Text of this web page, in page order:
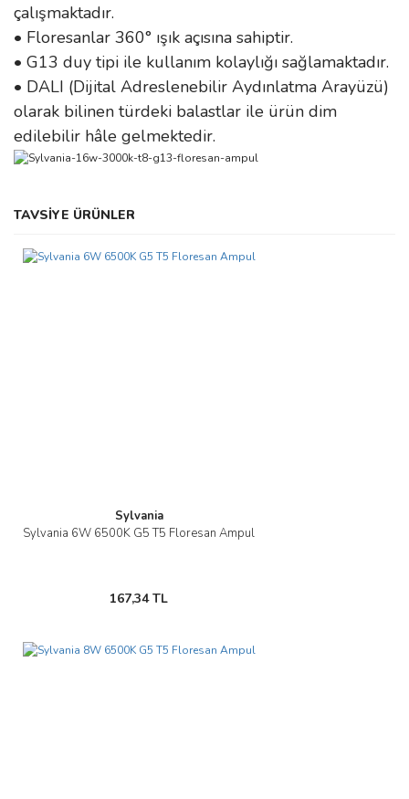
çalışmaktadır.
• Floresanlar 360° ışık açısına sahiptir.
• G13 duy tipi ile kullanım kolaylığı sağlamaktadır.
• DALI (Dijital Adreslenebilir Aydınlatma Arayüzü)
olarak bilinen türdeki balastlar ile ürün dim
edilebilir hâle gelmektedir.
Bu ürünün fiyat bilgisi, resim, ürün açıklamalarında ve diğer
konularda yetersiz gördüğünüz noktaları öneri formunu kullanarak
Görüş ve önerileriniz için teşekkür ederiz.
Gönder
TAVSİYE ÜRÜNLER
Sylvania
Sylvania 6W 6500K G5 T5 Floresan Ampul
167,34 TL